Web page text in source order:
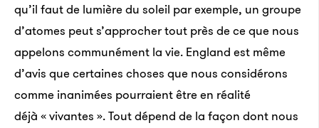
qu’il faut de lumière du soleil par exemple, un groupe
d’atomes peut s’approcher tout près de ce que nous
appelons communément la vie. England est même
d’avis que certaines choses que nous considérons
comme inanimées pourraient être en réalité
déjà « vivantes ». Tout dépend de la façon dont nous